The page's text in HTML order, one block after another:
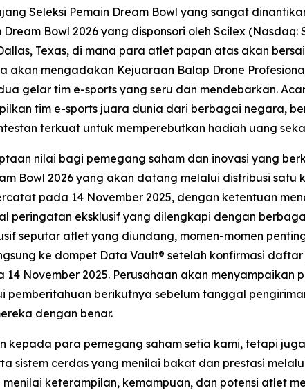
Seleksi Pemain Dream Bowl yang sangat
Bowl 2026 yang disponsori oleh Scilex (Nasdaq:
Texas, di mana para atlet papan atas akan
akan mengadakan Kejuaraan Balap Drone
gelar tim e-sports yang seru dan mendebarkan.
tim e-sports juara dunia dari berbagai negara,
terkuat untuk memperebutkan hadiah uang
nilai bagi pemegang saham dan inovasi yang
Bowl 2026 yang akan datang melalui distribusi satu
pada 14 November 2025, dengan ketentuan
peringatan eksklusif yang dilengkapi dengan
seputar atlet yang diundang, momen-momen
ke dompet Data Vault® setelah konfirmasi
November 2025. Perusahaan akan menyampaikan
pemberitahuan berikutnya sebelum tanggal
dengan benar.
kepada para pemegang saham setia kami, tetapi
sistem cerdas yang menilai bakat dan prestasi
keterampilan, kemampuan, dan potensi atlet